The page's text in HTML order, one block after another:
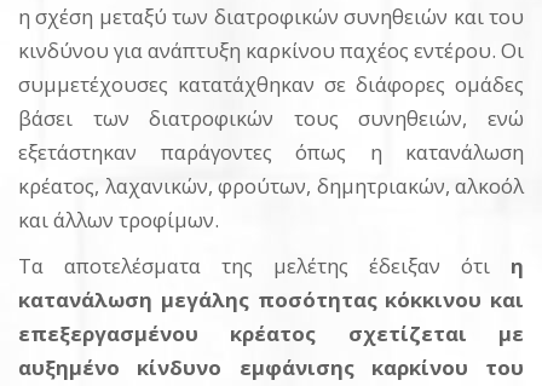
η σχέση μεταξύ των διατροφικών συνηθειών και του
κινδύνου για ανάπτυξη καρκίνου παχέος εντέρου. Οι
συμμετέχουσες κατατάχθηκαν σε διάφορες ομάδες
βάσει των διατροφικών τους συνηθειών, ενώ
εξετάστηκαν παράγοντες όπως η κατανάλωση
κρέατος, λαχανικών, φρούτων, δημητριακών, αλκοόλ
και άλλων τροφίμων.
Τα αποτελέσματα της μελέτης έδειξαν ότι η
κατανάλωση μεγάλης ποσότητας κόκκινου και
επεξεργασμένου κρέατος σχετίζεται με
αυξημένο κίνδυνο εμφάνισης καρκίνου του